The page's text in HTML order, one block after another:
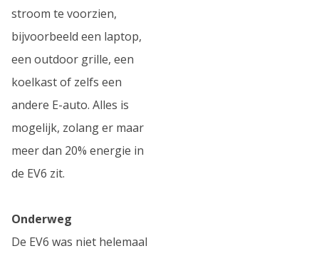
stroom te voorzien,
bijvoorbeeld een laptop,
een outdoor grille, een
koelkast of zelfs een
andere E-auto. Alles is
mogelijk, zolang er maar
meer dan 20% energie in
de EV6 zit.
Onderweg
De EV6 was niet helemaal